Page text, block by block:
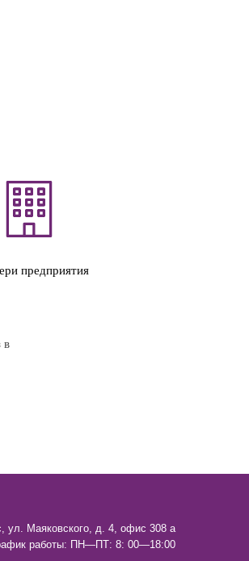
предприятия
в
ул. Маяковского, д. 4, офис 308 а
работы: ПН—ПТ: 8: 00—18:00